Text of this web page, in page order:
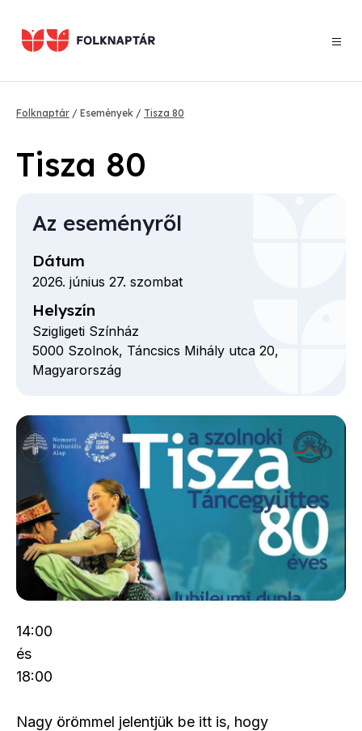
tartalomra
Morzsa
Folknaptár Események Tisza 80
Tisza 80
14:00
és
18:00
Nagy örömmel jelentjük be itt is, hogy
Az eseményről
Dátum
2026. június 27. szombat
Helyszín
Szigligeti Színház
5000 Szolnok, Táncsics Mihály utca 20,
Magyarország